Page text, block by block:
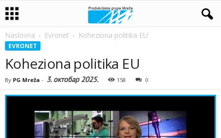
Naslovna Evronet Koheziona politika EU
EVRONET
Koheziona politika EU
By PG Mreža - 3. октобар 2025. 158 0